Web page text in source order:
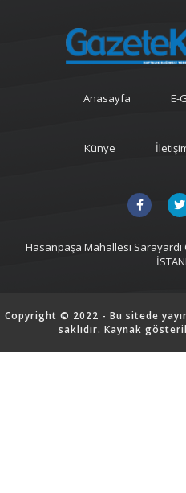
Anasayfa E-
Künye
Hasanpaşa Mahallesi Sarayardi
Copyright © 2022 - Bu sitede
saklıdır. Kaynak